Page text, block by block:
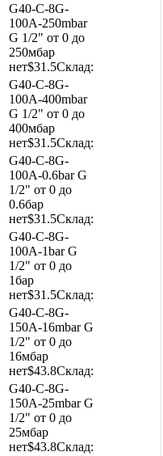
G40-C-8G-
100A-250mbar
G 1/2" от 0 до
250мбар
нет$31.5Склад:
G40-C-8G-
100A-400mbar
G 1/2" от 0 до
400мбар
нет$31.5Склад:
G40-C-8G-
100A-0.6barG
1/2" от 0 до
0.6бар
нет$31.5Склад:
G40-C-8G-
100A-1barG
1/2" от 0 до
1бар
нет$31.5Склад:
G40-C-8G-
150A-16mbarG
1/2" от 0 до
16мбар
нет$43.8Склад:
G40-C-8G-
150A-25mbarG
1/2" от 0 до
25мбар
нет$43.8Склад: